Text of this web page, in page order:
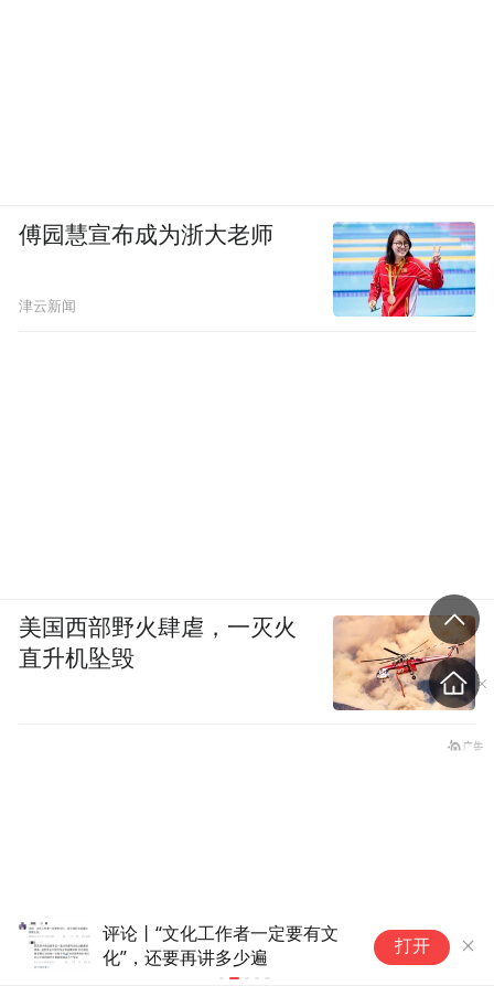
评论丨“文化工作者一定要有文
化”，还要再讲多少遍
打开
傅园慧宣布成为浙大老师
津云新闻
美国西部野火肆虐，一灭火
直升机坠毁